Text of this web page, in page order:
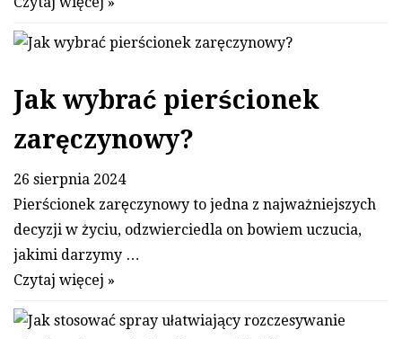
Czytaj więcej »
Jak wybrać pierścionek
zaręczynowy?
26 sierpnia 2024
Pierścionek zaręczynowy to jedna z najważniejszych
decyzji w życiu, odzwierciedla on bowiem uczucia,
jakimi darzymy …
Czytaj więcej »